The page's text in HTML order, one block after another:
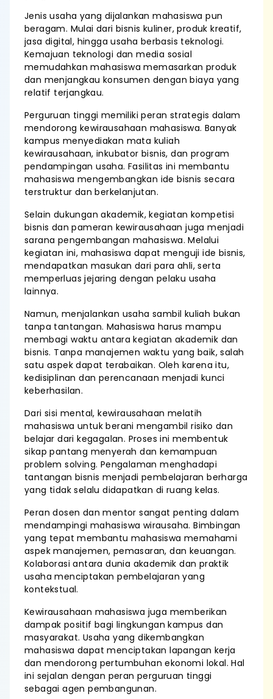
Jenis usaha yang dijalankan mahasiswa pun
beragam. Mulai dari bisnis kuliner, produk kreatif,
jasa digital, hingga usaha berbasis teknologi.
Kemajuan teknologi dan media sosial
memudahkan mahasiswa memasarkan produk
dan menjangkau konsumen dengan biaya yang
relatif terjangkau.
Perguruan tinggi memiliki peran strategis dalam
mendorong kewirausahaan mahasiswa. Banyak
kampus menyediakan mata kuliah
kewirausahaan, inkubator bisnis, dan program
pendampingan usaha. Fasilitas ini membantu
mahasiswa mengembangkan ide bisnis secara
terstruktur dan berkelanjutan.
Selain dukungan akademik, kegiatan kompetisi
bisnis dan pameran kewirausahaan juga menjadi
sarana pengembangan mahasiswa. Melalui
kegiatan ini, mahasiswa dapat menguji ide bisnis,
mendapatkan masukan dari para ahli, serta
memperluas jejaring dengan pelaku usaha
lainnya.
Namun, menjalankan usaha sambil kuliah bukan
tanpa tantangan. Mahasiswa harus mampu
membagi waktu antara kegiatan akademik dan
bisnis. Tanpa manajemen waktu yang baik, salah
satu aspek dapat terabaikan. Oleh karena itu,
kedisiplinan dan perencanaan menjadi kunci
keberhasilan.
Dari sisi mental, kewirausahaan melatih
mahasiswa untuk berani mengambil risiko dan
belajar dari kegagalan. Proses ini membentuk
sikap pantang menyerah dan kemampuan
problem solving. Pengalaman menghadapi
tantangan bisnis menjadi pembelajaran berharga
yang tidak selalu didapatkan di ruang kelas.
Peran dosen dan mentor sangat penting dalam
mendampingi mahasiswa wirausaha. Bimbingan
yang tepat membantu mahasiswa memahami
aspek manajemen, pemasaran, dan keuangan.
Kolaborasi antara dunia akademik dan praktik
usaha menciptakan pembelajaran yang
kontekstual.
Kewirausahaan mahasiswa juga memberikan
dampak positif bagi lingkungan kampus dan
masyarakat. Usaha yang dikembangkan
mahasiswa dapat menciptakan lapangan kerja
dan mendorong pertumbuhan ekonomi lokal. Hal
ini sejalan dengan peran perguruan tinggi
sebagai agen pembangunan.